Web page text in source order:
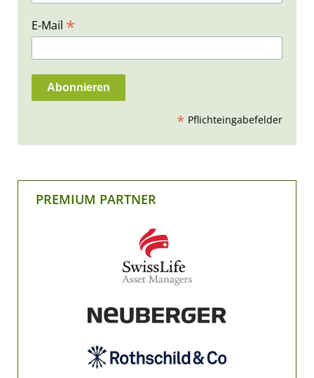
E-Mail *
* Pflichteingabefelder
PREMIUM PARTNER